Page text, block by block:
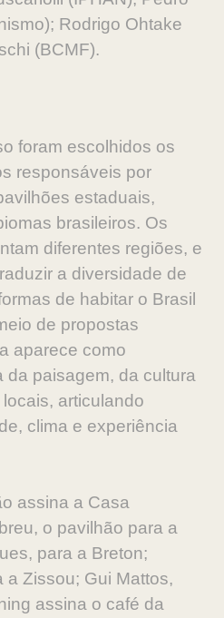
Rodrigo Ohtake
(BCMF).
foram escolhidos os
responsáveis por
estaduais,
brasileiros. Os
diferentes regiões, e
a diversidade de
de habitar o Brasil
de propostas
aparece como
da paisagem, da cultura
articulando
clima e experiência
assina a Casa
o pavilhão para a
para a Breton;
a Zissou; Gui Mattos,
assina o café da